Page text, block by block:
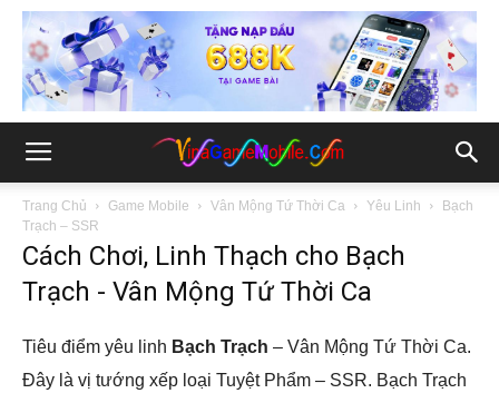
Trang Chủ Game Mobile Vân Mộng Tứ Thời Ca Yêu Linh
Bạch
Trạch – SSR
Cách Chơi, Linh Thạch cho Bạch
Trạch - Vân Mộng Tứ Thời Ca
Tiêu điểm yêu linh Bạch Trạch – Vân Mộng Tứ Thời Ca.
Đây là vị tướng xếp loại Tuyệt Phẩm – SSR. Bạch Trạch